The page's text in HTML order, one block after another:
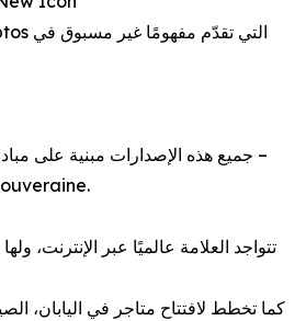
جميع هذه الإصدارات مبنية على
تتواجد العلامة عالميًا عبر الإنترنت،
كما تخطط لافتتاح متاجر في اليابان،